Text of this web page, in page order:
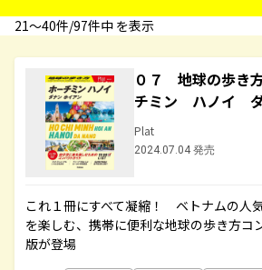
21〜40件/97件中 を表示
０７ 地球の歩
チミン ハノイ
Plat
2024.07.04 発売
これ１冊にすべて凝縮！ ベトナムの人
を楽しむ、携帯に便利な地球の歩き方コ
版が登場